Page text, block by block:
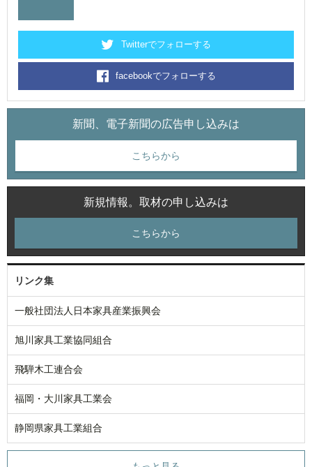
Twitterでフォローする
facebookでフォローする
新聞、電子新聞の広告申し込みは
こちらから
新規情報。取材の申し込みは
こちらから
リンク集
一般社団法人日本家具産業振興会
旭川家具工業協同組合
飛騨木工連合会
福岡・大川家具工業会
静岡県家具工業組合